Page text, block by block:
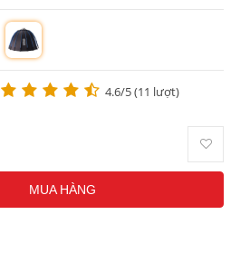
m
4.6/5 (11 lượt)
MUA HÀNG